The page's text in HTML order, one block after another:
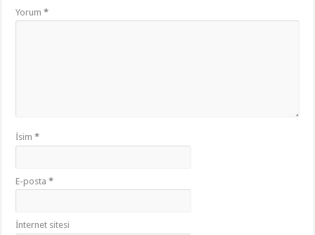
Yorum*
İsim*
E-posta*
İnternet sitesi